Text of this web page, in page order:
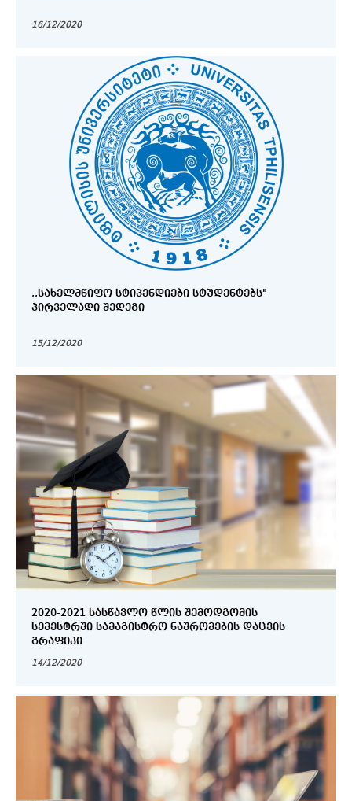
16/12/2020
,,ᲡᲐᲮᲔᲚᲛᲬᲘᲤᲝ ᲡᲢᲘᲞᲔᲜᲓᲘᲔᲑᲘ ᲡᲢᲣᲓᲔᲜᲢᲔᲑᲡ"
ᲞᲘᲠᲕᲔᲚᲐᲓᲘ ᲨᲔᲓᲔᲒᲘ
15/12/2020
2020-2021 ᲡᲐᲡᲬᲐᲕᲚᲝ ᲬᲚᲘᲡ ᲨᲔᲛᲝᲓᲒᲝᲛᲘᲡ
ᲡᲔᲛᲔᲡᲢᲠᲨᲘ ᲡᲐᲛᲐᲒᲘᲡᲢᲠᲝ ᲜᲐᲨᲠᲝᲛᲔᲑᲘᲡ ᲓᲐᲪᲕᲘᲡ
ᲒᲠᲐᲤᲘᲙᲘ
14/12/2020